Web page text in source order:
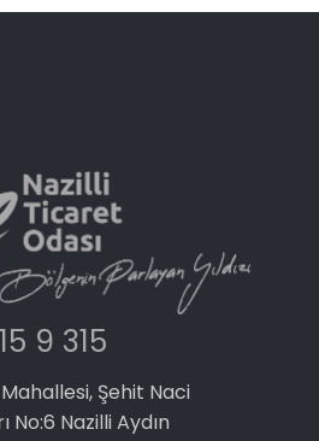
9 315
Şehit Naci
No:6 Nazilli Aydın